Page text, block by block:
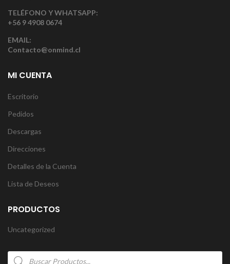
TELÉFONO Y WHATSAPP:
+56 9 4908 0674
EMAIL:
Contacto@onmind.cl
MI CUENTA
Escritorio
Pedidos
Descargas
Direcciones
Detalles de la Cuenta
Lista de Deseos
PRODUCTOS
Uncategorized
Products
search